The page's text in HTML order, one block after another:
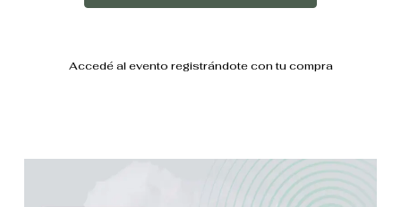
Accedé al evento registrándote con tu compra